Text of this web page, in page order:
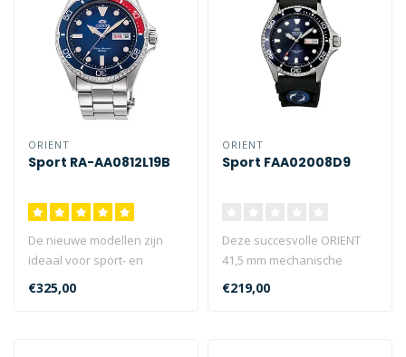
ORIENT
Sport RA-AA0812L19B
De nieuwe modellen zijn
ideaal voor sport- en
buitenactiviteiten en hun
frisse k..
€325,00
ORIENT
Sport FAA02008D9
Deze succesvolle ORIENT
41,5 mm mechanische
sporthorloge toont een
slank case-on..
€219,00